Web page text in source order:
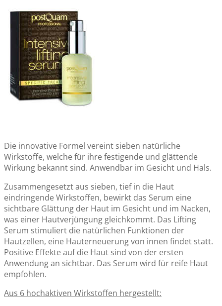
Die innovative Formel vereint sieben natürliche
Wirkstoffe, welche für ihre festigende und glättende
Wirkung bekannt sind. Anwendbar im Gesicht und Hals.
Zusammengesetzt aus sieben, tief in die Haut
eindringende Wirkstoffen, bewirkt das Serum eine
sichtbare Glättung der Haut im Gesicht und im Nacken,
was einer Hautverjüngung gleichkommt. Das Lifting
Serum stimuliert die natürlichen Funktionen der
Hautzellen, eine Hauterneuerung von innen findet statt.
Positive Effekte auf die Haut sind von der ersten
Anwendung an sichtbar. Das Serum wird für reife Haut
empfohlen.
Aus 6 hochaktiven Wirkstoffen hergestellt: